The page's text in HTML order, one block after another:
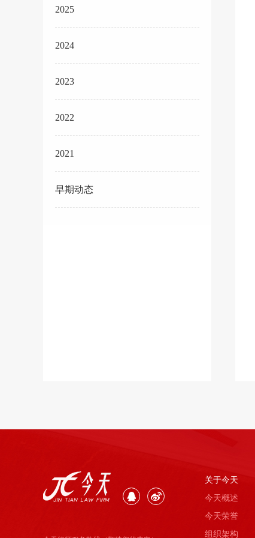
2025
2024
2023
2022
2021
早期动态
关于今天
今天概述
今天荣誉
组织架构